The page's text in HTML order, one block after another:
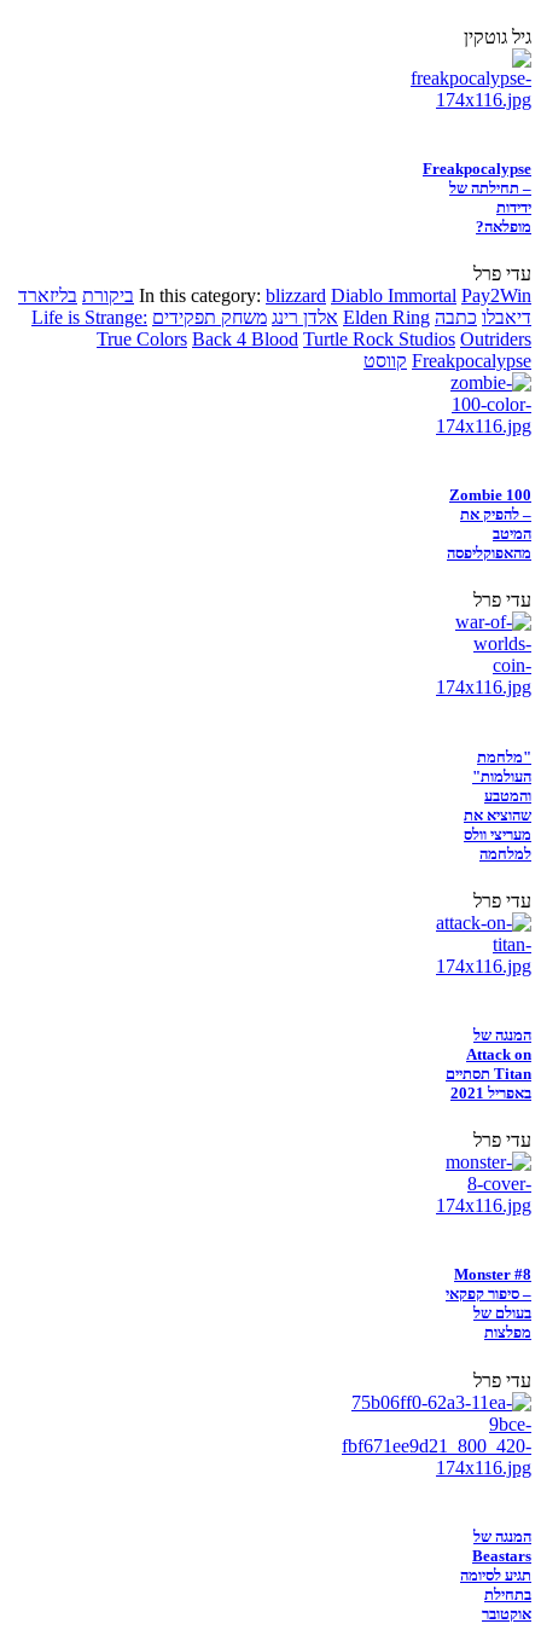
גיל גוטקין
Freakpocalypse
– תחילתה של
ידידות
מופלאה?
עדי פרל
In this category: blizzard Diablo Immortal Pay2Win ביקורת בליזארד
דיאבלו כתבה Elden Ring אלדן רינג משחק תפקידים Life is Strange:
True Colors Back 4 Blood Turtle Rock Studios Outriders
Freakpocalypse קווסט
Zombie 100
– להפיק את
המיטב
מהאפוקליפסה
עדי פרל
"מלחמת
העולמות"
והמטבע
שהוציא את
מעריצי וולס
למלחמה
עדי פרל
המנגה של
Attack on
Titan תסתיים
באפריל 2021
עדי פרל
Monster #8
– סיפור קפקאי
בעולם של
מפלצות
עדי פרל
המנגה של
Beastars
תגיע לסיומה
בתחילת
אוקטובר